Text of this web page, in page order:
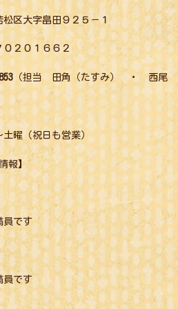
区大字畠田９２５－１
２０１６６２
（担当 田角（たすみ） ・ 西尾
曜（祝日も営業）
報】
員です
員です